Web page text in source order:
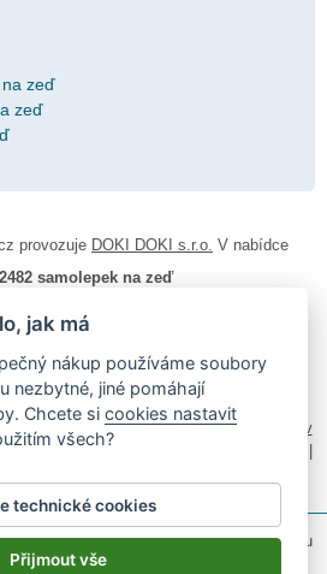
zeď
zeď
provozuje DOKI DOKI s.r.o. V nabídce
2482 samolepek na zeď
samolepek na zeď
údajů|Cookies |Reklamační řád
Impressum
na lednici fotokalendáře
foto magnesy na lodówkę|samolepky dieťa v
stenu | dárky pro ženy
je prodávající povinen vystavit kupujícímu
účtenku.
jak má
nákup používáme soubory
nezbytné, jiné pomáhají
Chcete sicookies nastavit
všech?
technické cookies
Přijmout vše